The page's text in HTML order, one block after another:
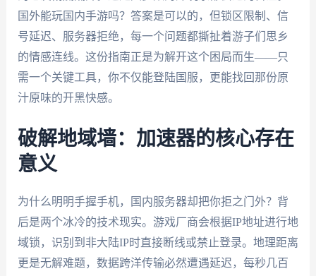
国外能玩国内手游吗？答案是可以的，但锁区限制、信
号延迟、服务器拒绝，每一个问题都撕扯着游子们思乡
的情感连线。这份指南正是为解开这个困局而生——只
需一个关键工具，你不仅能登陆国服，更能找回那份原
汁原味的开黑快感。
破解地域墙：加速器的核心存在
意义
为什么明明手握手机，国内服务器却把你拒之门外？背
后是两个冰冷的技术现实。游戏厂商会根据IP地址进行地
域锁，识别到非大陆IP时直接断线或禁止登录。地理距离
更是无解难题，数据跨洋传输必然遭遇延迟，每秒几百